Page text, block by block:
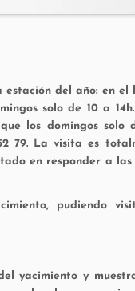
del año: en el
solo de 10 a
los domingos solo
79. La visita es
en responder a las
pudiendo
yacimiento y